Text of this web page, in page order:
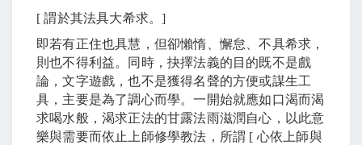
[謂於其法具大希求。]
即若有正住也具慧，但卻懶惰、懈怠、不具希求，
則也不得利益。同時，抉擇法義的目的既不是戲
論，文字遊戲，也不是獲得名聲的方便或謀生工
具，主要是為了調心而學。一開始就應如口渴而渴
求喝水般，渴求正法的甘露法雨滋潤自心，以此意
樂與需要而依止上師修學教法，所謂 [ 心依上師與